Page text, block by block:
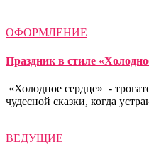
ОФОРМЛЕНИЕ
Праздник в стиле
«Холодное сердце» -
чудесной сказки, когда
ВЕДУЩИЕ